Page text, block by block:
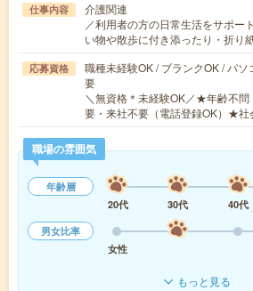
仕事内容
介護関連
／利用者の方の日常生活をサポ
い物や散歩に付き添ったり・折り
応募資格
職種未経験OK / ブランクOK / パ
要
＼無資格＊未経験OK／★年齢不
要・来社不要（電話登録OK）★
職場の雰囲気
年齢層
20代
30代 40代
男女比率
女性
もっと見る